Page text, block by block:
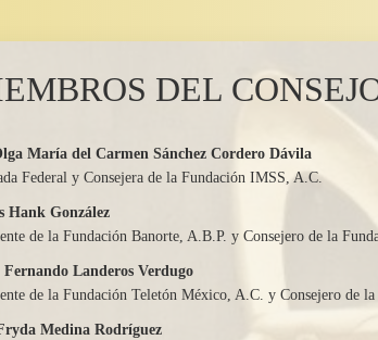
DEL
María del Carmen Sánchez Cordero Dávila
Federal y Consejera de la Fundación IMSS, A.C.
Hank González
de la Fundación Banorte, A.B.P. y Consejero de la
Landeros Verdugo
de la Fundación Teletón México, A.C. y Consejero de
Medina Rodríguez